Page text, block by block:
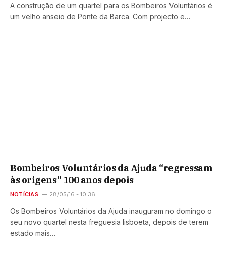
A construção de um quartel para os Bombeiros Voluntários é
um velho anseio de Ponte da Barca. Com projecto e…
Bombeiros Voluntários da Ajuda “regressam
às origens” 100 anos depois
NOTÍCIAS 28/05/16 - 10:36
Os Bombeiros Voluntários da Ajuda inauguram no domingo o
seu novo quartel nesta freguesia lisboeta, depois de terem
estado mais…